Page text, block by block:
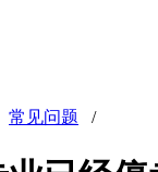
常见问题 /